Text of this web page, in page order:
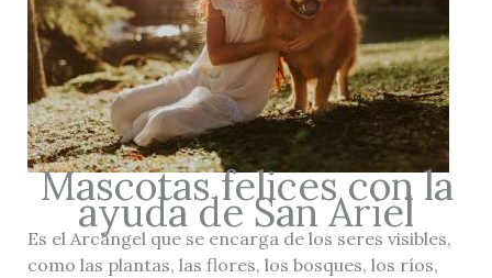
Mascotas felices con la
ayuda de San Ariel
Es el Arcángel que se encarga de los seres visibles,
como las plantas, las flores, los bosques, los ríos,